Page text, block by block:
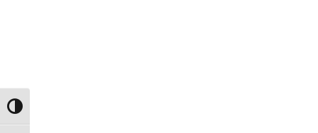
Toggle High Contrast